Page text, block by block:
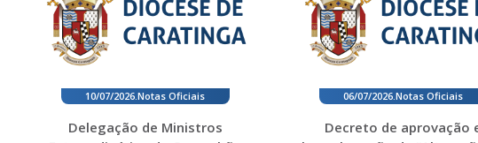
10/07/2026.Notas Oficiais
Delegação de Ministros
06/07/2026.Notas Oficiais
Decreto de aprovação